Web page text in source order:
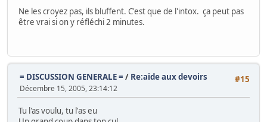
Ne les croyez pas, ils bluffent. C'est que de l'intox. ça peut pas
être vrai si on y réfléchi 2 minutes.
#15
= DISCUSSION GENERALE = / Re:aide aux devoirs
Décembre 15, 2005, 23:14:12
Tu l'as voulu, tu l'as eu